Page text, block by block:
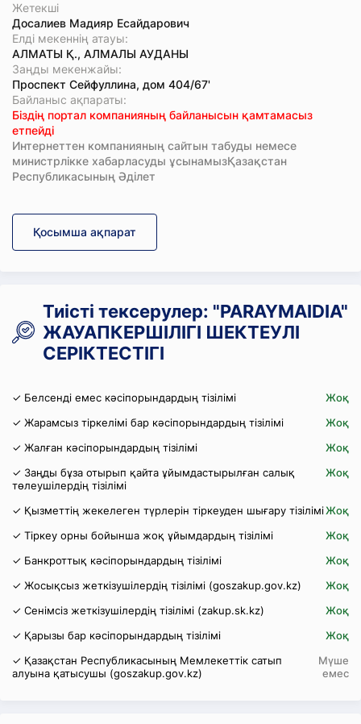
Жетекші
Досалиев Мадияр Есайдарович
Елді мекеннің атауы:
АЛМАТЫ Қ., АЛМАЛЫ АУДАНЫ
Заңды мекенжайы:
Проспект Сейфуллина, дом 404/67'
Байланыс ақпараты:
Біздің портал компанияның байланысын қамтамасыз
етпейді
Интернеттен компанияның сайтын табуды немесе
министрлікке хабарласуды ұсынамызҚазақстан
Республикасының Әділет
Қосымша ақпарат
Тиісті тексерулер: "PARAYMAIDIA"
ЖАУАПКЕРШІЛІГІ ШЕКТЕУЛІ
СЕРІКТЕСТІГІ
✓ Белсенді емес кәсіпорындардың тізілімі
Жоқ
✓ Жарамсыз тіркелімі бар кәсіпорындардың тізілімі
Жоқ
✓ Жалған кәсіпорындардың тізілімі
Жоқ
✓ Заңды бұза отырып қайта ұйымдастырылған салық
төлеушілердің тізілімі
Жоқ
✓ Қызметтің жекелеген түрлерін тіркеуден шығару тізіліміЖоқ
✓ Тіркеу орны бойынша жоқ ұйымдардың тізілімі
Жоқ
✓ Банкроттық кәсіпорындардың тізілімі
Жоқ
✓ Жосықсыз жеткізушілердің тізілімі (goszakup.gov.kz)
Жоқ
✓ Сенімсіз жеткізушілердің тізілімі (zakup.sk.kz)
Жоқ
✓ Қарызы бар кәсіпорындардың тізілімі
Жоқ
✓ Қазақстан Республикасының Мемлекеттік сатып
алуына қатысушы (goszakup.gov.kz)
Мүше
емес